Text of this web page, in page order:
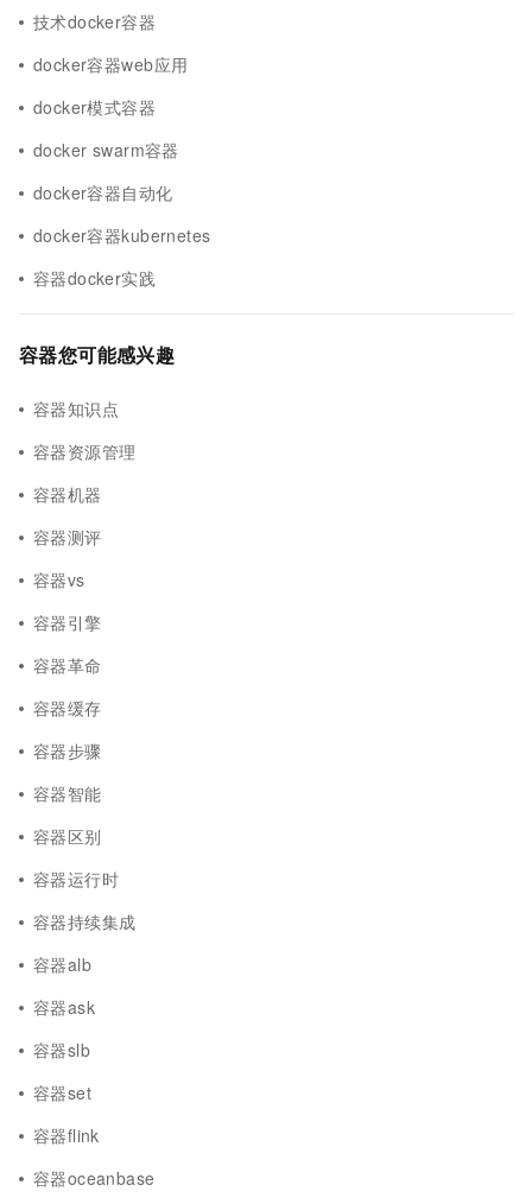
技术docker容器
docker容器web应用
docker模式容器
docker swarm容器
docker容器自动化
docker容器kubernetes
容器docker实践
容器您可能感兴趣
容器知识点
容器资源管理
容器机器
容器测评
容器vs
容器引擎
容器革命
容器缓存
容器步骤
容器智能
容器区别
容器运行时
容器持续集成
容器alb
容器ask
容器slb
容器set
容器flink
容器oceanbase